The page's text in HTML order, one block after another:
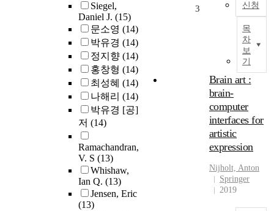
Siegel,
Daniel J. (15)
문소영 (14)
박유경 (14)
정지향 (14)
홍창형 (14)
최성혜 (14)
나해리 (14)
박유경 [공]
저 (14)
Ramachandran,
V. S (13)
Whishaw,
Ian Q. (13)
Jensen, Eric
(13)
신청
목
차
보
기
3
Brain art :
brain-
computer
interfaces for
artistic
expression
Nijholt, Anton
Springer
2019